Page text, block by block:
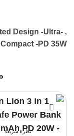
Design -Ultra
Compact -PD 35W
نظرة سريعة